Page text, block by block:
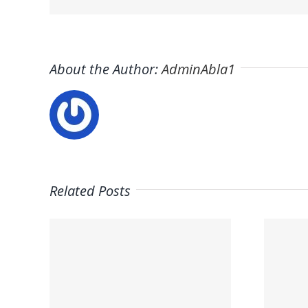
About the Author:AdminAbla1
Related Posts